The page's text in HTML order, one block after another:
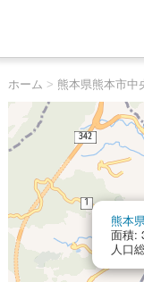
ホーム > 熊本県熊本市中
熊本
面積:
人口